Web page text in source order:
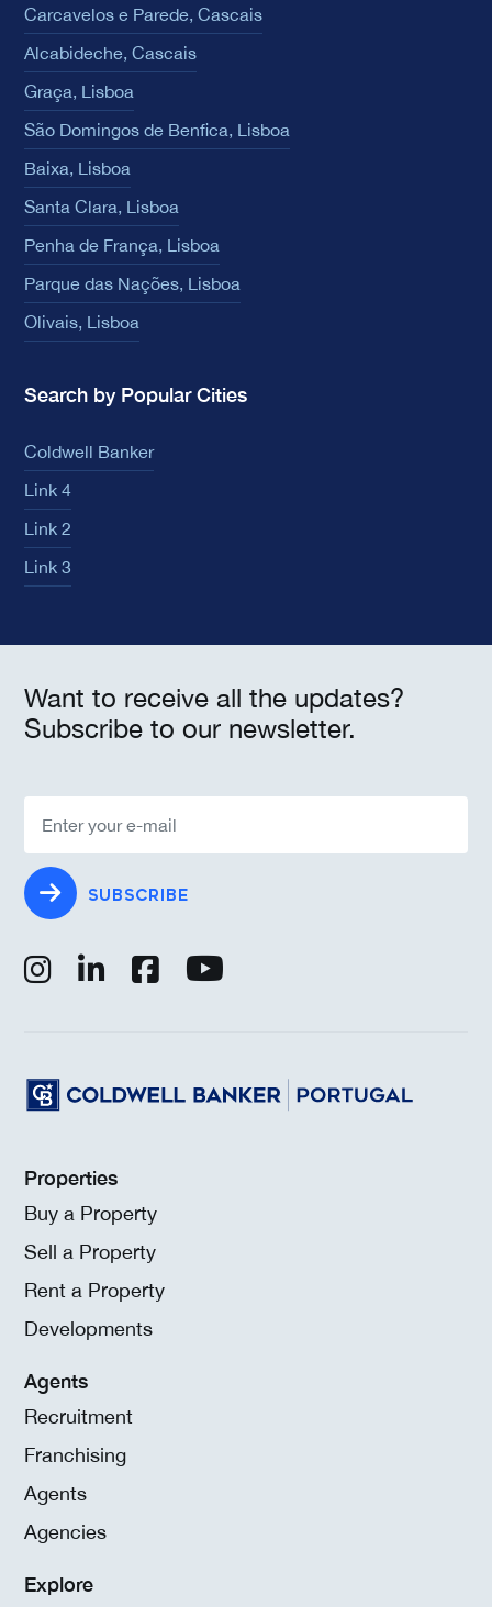
Carcavelos e Parede, Cascais
Alcabideche, Cascais
Graça, Lisboa
São Domingos de Benfica, Lisboa
Baixa, Lisboa
Santa Clara, Lisboa
Penha de França, Lisboa
Parque das Nações, Lisboa
Olivais, Lisboa
Search by Popular Cities
Coldwell Banker
Link 4
Link 2
Link 3
Want to receive all the updates?
Subscribe to our newsletter.
SUBSCRIBE
Properties
Buy a Property
Sell a Property
Rent a Property
Developments
Agents
Recruitment
Franchising
Agents
Agencies
Explore